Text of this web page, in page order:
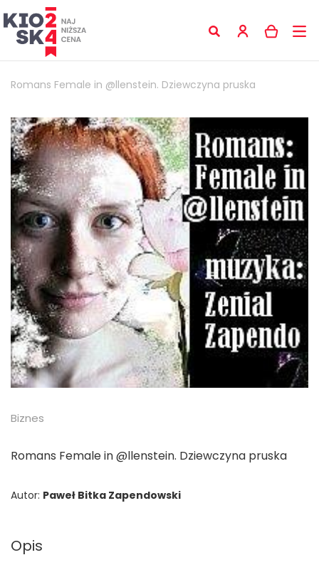
Romans Female in @llenstein. Dziewczyna pruska
Biznes
Romans Female in @llenstein. Dziewczyna pruska
Autor: Paweł Bitka Zapendowski
Opis